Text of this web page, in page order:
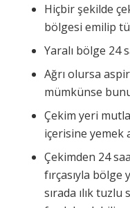
Hiçbir şekilde
bölgesi emilip
Yaralı bölge 24
Ağrı olursa
mümkünse
Çekim yeri
içerisine yemek
Çekimden 24
fırçasıyla bölge
sırada ılık